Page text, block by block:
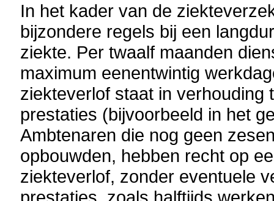
In het kader van de
bijzondere regels bij een
ziekte. Per twaalf maanden
maximum eenentwintig
ziekteverlof staat in verhouding
prestaties (bijvoorbeeld in het
Ambtenaren die nog geen
opbouwden, hebben recht op
ziekteverlof, zonder eventuele